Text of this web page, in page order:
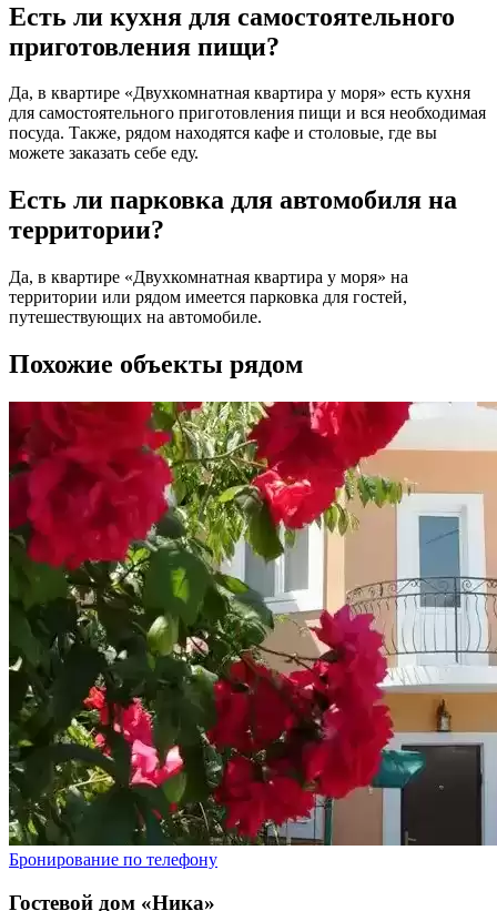
Есть ли кухня для самостоятельного
приготовления пищи?
Да, в квартире «Двухкомнатная квартира у моря» есть кухня
для самостоятельного приготовления пищи и вся необходимая
посуда. Также, рядом находятся кафе и столовые, где вы
можете заказать себе еду.
Есть ли парковка для автомобиля на
территории?
Да, в квартире «Двухкомнатная квартира у моря» на
территории или рядом имеется парковка для гостей,
путешествующих на автомобиле.
Похожие объекты рядом
Бронирование по телефону
Гостевой дом «Ника»